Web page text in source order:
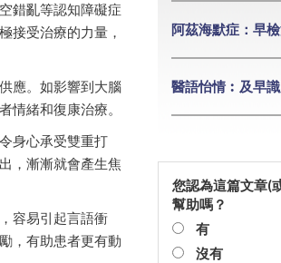
錯亂等認知障礙症
接受治療的力量，
應。如影響到大腦
情緒和復康治療。
身心承受雙重打
，漸漸就會產生焦
容易引起言語衝
，有助患者更有動
阿茲海默症：早
醫語怡情︰及早
您認為這篇文章(
幫助嗎？
有
沒有